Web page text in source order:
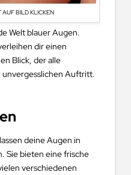
AUF BILD KLICKEN
Welt blauer Augen.
dir einen
Blick, der alle
Auftritt.
deine Augen in
Sie bieten eine frische
verschiedenen